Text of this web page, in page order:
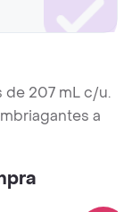
de 207 mL c/u.
a